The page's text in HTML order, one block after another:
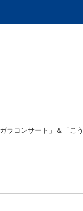
コンサート」＆「こう